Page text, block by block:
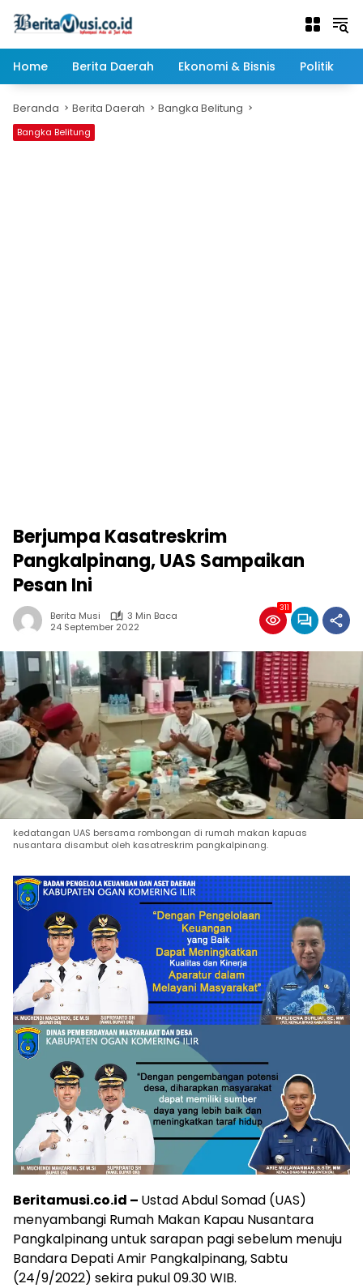
Home
Berita Daerah Ekonomi & Bisnis Politik
Beranda Berita Daerah Bangka Belitung
Bangka Belitung
Berjumpa Kasatreskrim
Pangkalpinang, UAS Sampaikan
Pesan Ini
Berita Musi
3 Min Baca
24 September 2022
311
kedatangan UAS bersama rombongan di rumah makan kapuas
nusantara disambut oleh kasatreskrim pangkalpinang.
Beritamusi.co.id – Ustad Abdul Somad (UAS)
menyambangi Rumah Makan Kapau Nusantara
Pangkalpinang untuk sarapan pagi sebelum menuju
Bandara Depati Amir Pangkalpinang, Sabtu
(24/9/2022) sekira pukul 09.30 WIB.